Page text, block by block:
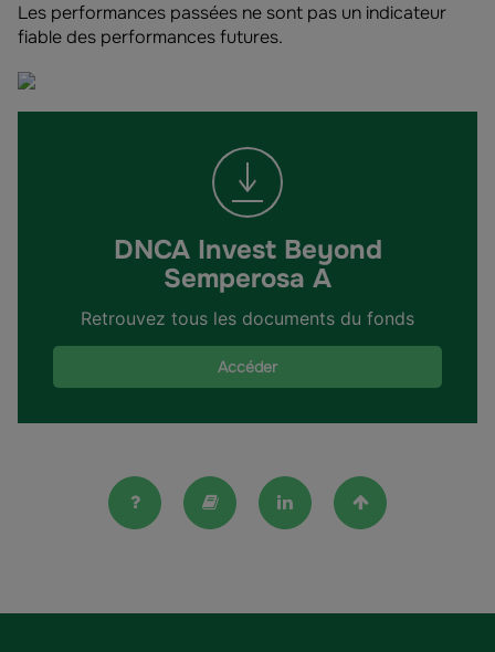
Les performances passées ne sont pas un indicateur
fiable des performances futures.
DNCA Invest Beyond
Semperosa A
Retrouvez tous les documents du fonds
Accéder
FAQ Lexique Linkedin Haut de la